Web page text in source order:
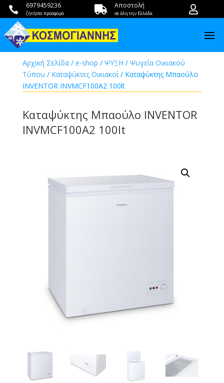
 6979459236
ζητήστε προσφορά  Αποστολή
σε όλη την Ελλάδα 
Αρχική Σελίδα/ e-shop / ΨΥΞΗ / Ψυγεία Οικιακού
Τύπου / Καταψύκτες Οικιακοί / Kαταψύκτης Μπαούλο
INVENTOR INVMCF100A2 100lt
Kαταψύκτης Μπαούλο INVENTOR
INVMCF100A2 100lt